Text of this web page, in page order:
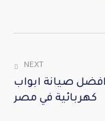
NEXT
افضل صيانة ابواب
كهربائية في مصر